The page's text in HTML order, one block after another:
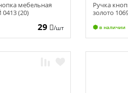
мебельная
(20)
29 /шт
Ручка
золото
в наличии